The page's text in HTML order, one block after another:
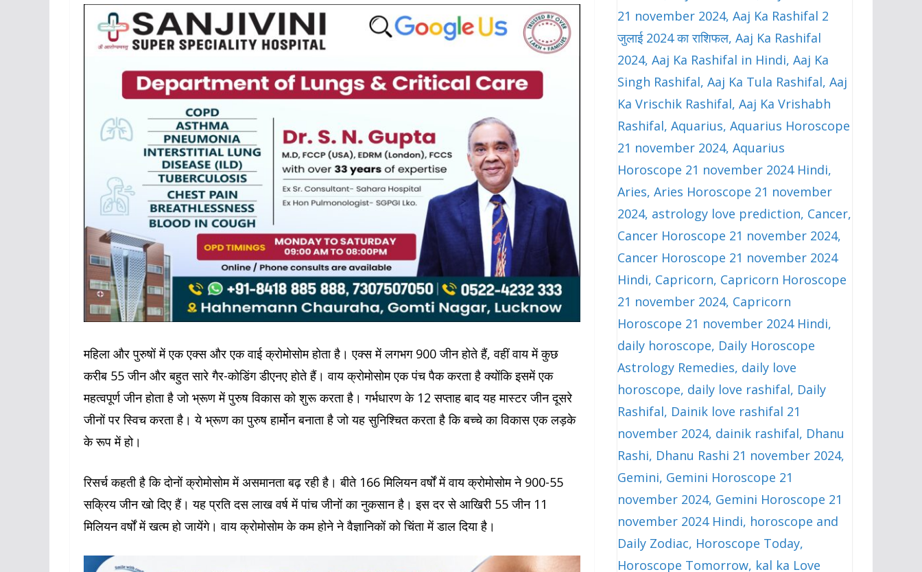
महिला और पुरुषों में एक एक्स और एक वाई क्रोमोसोम होता है। एक्स में लगभग 900 जीन होते हैं, वहीं वाय में कुछ
करीब 55 जीन और बहुत सारे गैर-कोडिंग डीएनए होते हैं। वाय क्रोमोसोम एक पंच पैक करता है क्योंकि इसमें एक
महत्वपूर्ण जीन होता है जो भ्रूण में पुरुष विकास को शुरू करता है। गर्भधारण के 12 सप्ताह बाद यह मास्टर जीन दूसरे
जीनों पर स्विच करता है। ये भ्रूण का पुरुष हार्मोन बनाता है जो यह सुनिश्चित करता है कि बच्चे का विकास एक लड़के
के रूप में हो।
रिसर्च कहती है कि दोनों क्रोमोसोम में असमानता बढ़ रही है। बीते 166 मिलियन वर्षों में वाय क्रोमोसोम ने 900-55
सक्रिय जीन खो दिए हैं। यह प्रति दस लाख वर्ष में पांच जीनों का नुकसान है। इस दर से आखिरी 55 जीन 11
मिलियन वर्षों में खत्म हो जायेंगे। वाय क्रोमोसोम के कम होने ने वैज्ञानिकों को चिंता में डाल दिया है।